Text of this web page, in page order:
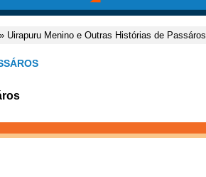
Uirapuru Menino e Outras Histórias de Passáros